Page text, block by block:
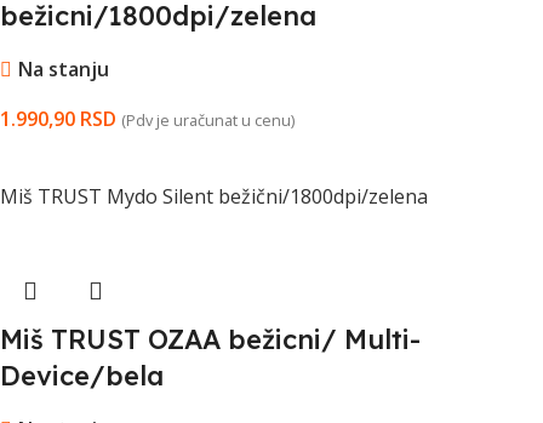
bežicni/1800dpi/zelena
Na stanju
1.990,90 RSD (Pdv je uračunat u cenu)
Miš TRUST Mydo Silent bežični/1800dpi/zelena
Miš TRUST OZAA bežicni/ Multi-
Device/bela